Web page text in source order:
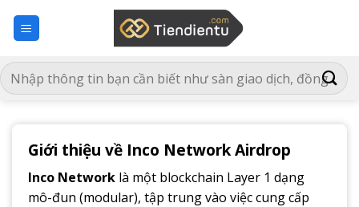
qua
dung
Giới thiệu về Inco Network Airdrop
Inco Network là một blockchain Layer 1 dạng
mô-đun (modular), tập trung vào việc cung cấp